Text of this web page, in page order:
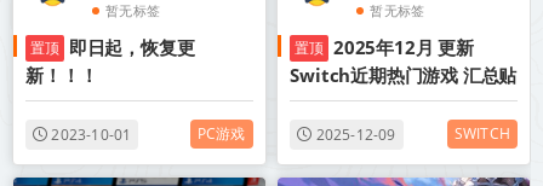
暂无标签
置顶 即日起，恢复更
新！！！
2023-10-01 PC游戏
暂无标签
置顶 2025年12月 更新
Switch近期热门游戏 汇总贴
2025-12-09 SWITCH